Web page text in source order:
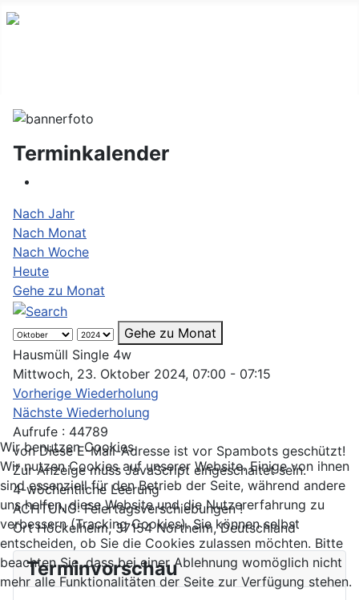
Terminkalender
Nach Jahr
Nach Monat
Nach Woche
Heute
Gehe zu Monat
Gehe zu Monat
Hausmüll Single 4w
Mittwoch, 23. Oktober 2024, 07:00 - 07:15
Vorherige Wiederholung
Nächste Wiederholung
Aufrufe : 44789
vonDiese E-Mail-Adresse ist vor Spambots geschützt!
Zur Anzeige muss JavaScript eingeschaltet sein.
4-wöchentliche Leerung
ACHTUNG: Feiertagsverschiebungen !
OrtHöckelheim, 37154 Northeim, Deutschland
Terminvorschau
Wir benutzen Cookies
Wir nutzen Cookies auf unserer Website. Einige von ihnen
sind essenziell für den Betrieb der Seite, während andere
uns helfen, diese Website und die Nutzererfahrung zu
verbessern (Tracking Cookies). Sie können selbst
entscheiden, ob Sie die Cookies zulassen möchten. Bitte
beachten Sie, dass bei einer Ablehnung womöglich nicht
mehr alle Funktionalitäten der Seite zur Verfügung stehen.